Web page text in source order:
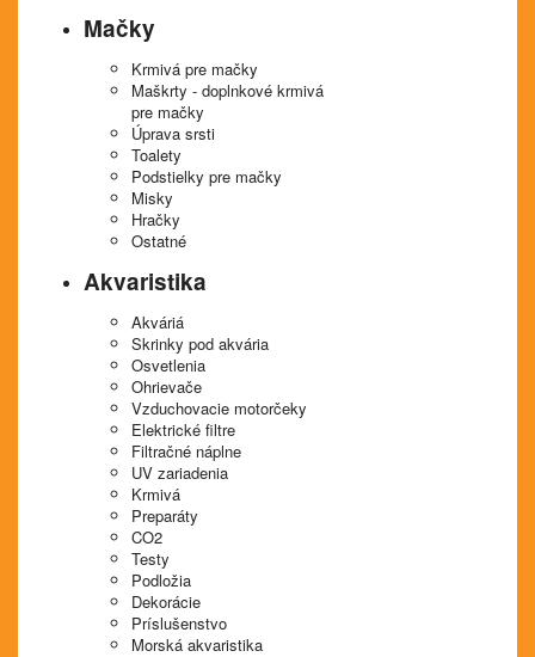
Mačky
Krmivá pre mačky
Maškrty - doplnkové krmivá
pre mačky
Úprava srsti
Toalety
Podstielky pre mačky
Misky
Hračky
Ostatné
Akvaristika
Akváriá
Skrinky pod akvária
Osvetlenia
Ohrievače
Vzduchovacie motorčeky
Elektrické filtre
Filtračné náplne
UV zariadenia
Krmivá
Preparáty
CO2
Testy
Podložia
Dekorácie
Príslušenstvo
Morská akvaristika